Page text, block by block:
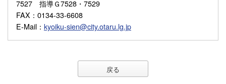
7527 指導Ｇ7528・7529
FAX ：0134-33-6608
E-Mail ： kyoiku-sien@city.otaru.lg.jp
戻る